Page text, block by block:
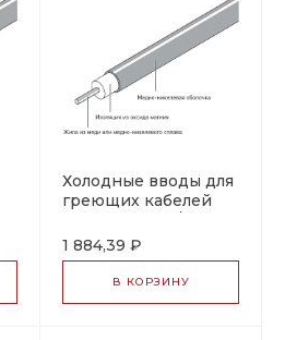
Холодные вводы для
греющих кабелей
1 884,39 ₽
В КОРЗИНУ